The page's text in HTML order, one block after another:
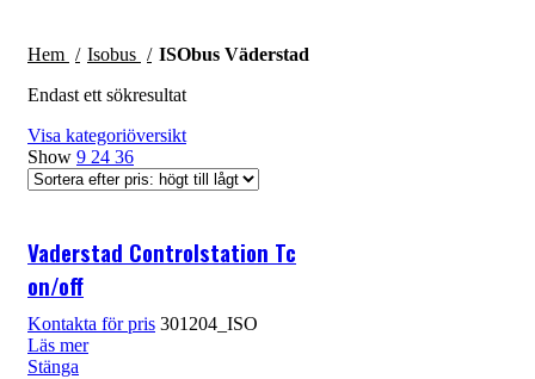
Stänga
Hem Isobus
ISObus Väderstad
Endast ett sökresultat
Visa kategoriöversikt
Show 9 24 36
Vaderstad Controlstation Tc
on/off
301204_ISO
Läs mer